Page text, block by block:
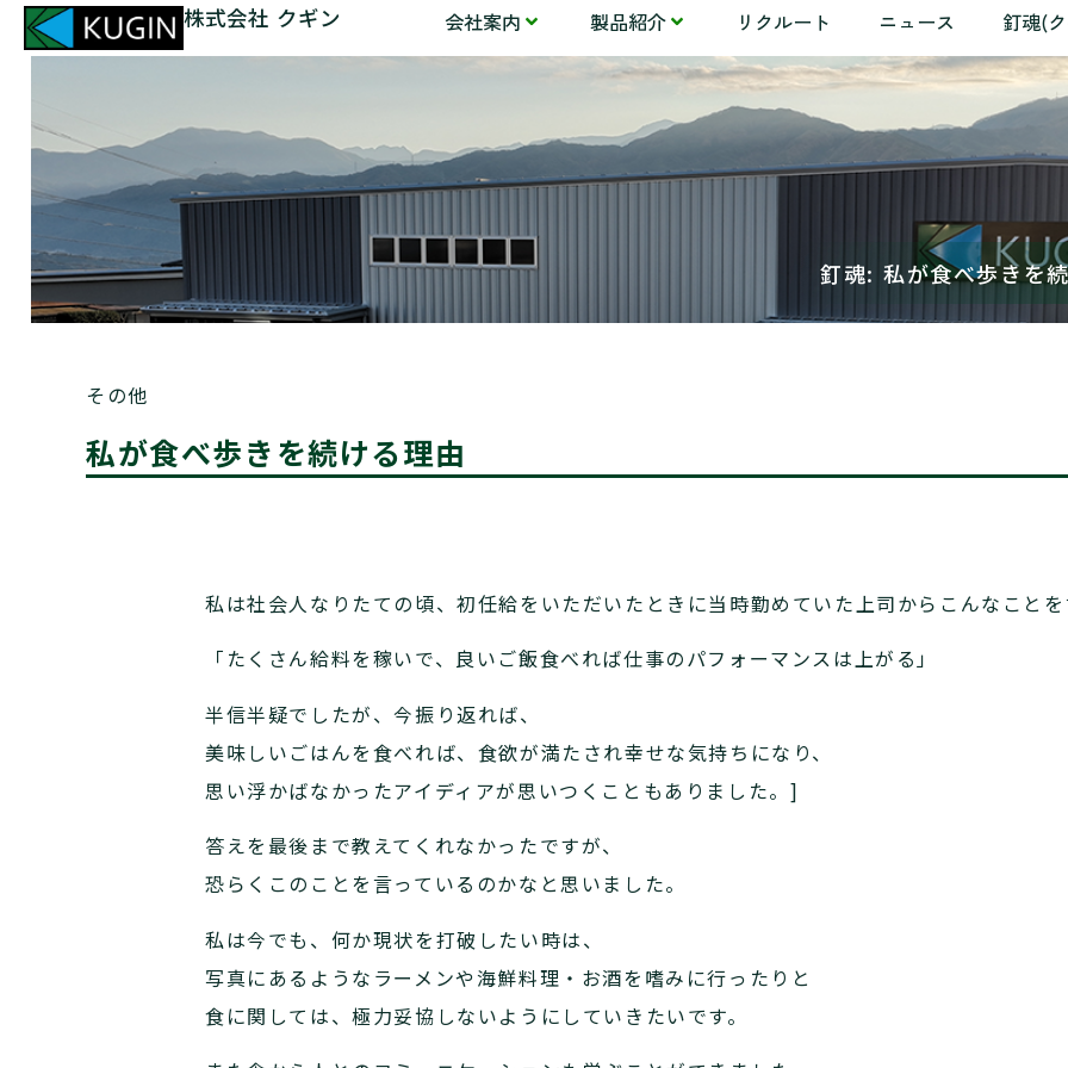
株式会社 クギン 会社案内 製品紹介 リクルート ニュース 釘魂(
釘魂: 私が食べ歩きを
その他
私が食べ歩きを続ける理由
私は社会人なりたての頃、初任給をいただいたときに当時勤めていた上司からこんなことを
「たくさん給料を稼いで、良いご飯食べれば仕事のパフォーマンスは上がる」
半信半疑でしたが、今振り返れば、
美味しいごはんを食べれば、食欲が満たされ幸せな気持ちになり、
思い浮かばなかったアイディアが思いつくこともありました。]
答えを最後まで教えてくれなかったですが、
恐らくこのことを言っているのかなと思いました。
私は今でも、何か現状を打破したい時は、
写真にあるようなラーメンや海鮮料理・お酒を嗜みに行ったりと
食に関しては、極力妥協しないようにしていきたいです。